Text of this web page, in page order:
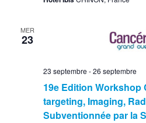
MER
23
19e Edition Workshop
targeting, Imaging,
Subventionnée par la
23 septembre -26 septembre